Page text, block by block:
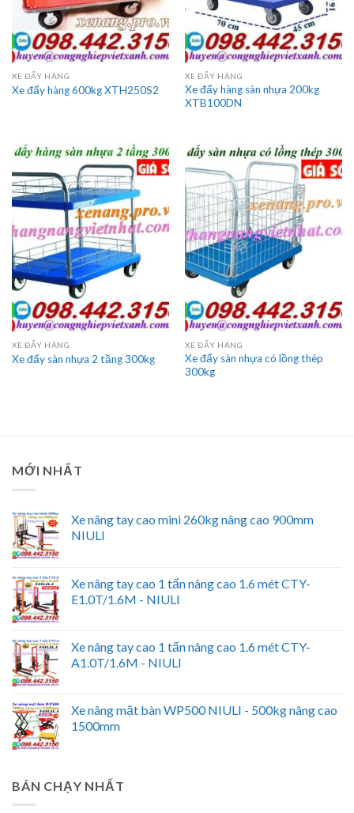
XE ĐẨY HÀNG
Xe đẩy hàng 600kg XTH250S2
XE ĐẨY HÀNG
Xe đẩy hàng sàn nhựa 200kg
XTB100DN
XE ĐẨY HÀNG
Xe đẩy sàn nhựa 2 tầng 300kg
XE ĐẨY HÀNG
Xe đẩy sàn nhựa có lồng thép
300kg
MỚI NHẤT
Xe nâng tay cao mini 260kg nâng cao 900mm
NIULI
Xe nâng tay cao 1 tấn nâng cao 1.6 mét CTY-
E1.0T/1.6M - NIULI
Xe nâng tay cao 1 tấn nâng cao 1.6 mét CTY-
A1.0T/1.6M - NIULI
Xe nâng mặt bàn WP500 NIULI - 500kg nâng cao
1500mm
BÁN CHẠY NHẤT